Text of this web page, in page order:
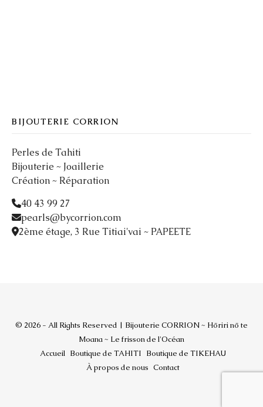
BIJOUTERIE CORRION
Perles de Tahiti
Bijouterie ~ Joaillerie
Création ~ Réparation
40 43 99 27
pearls@bycorrion.com
2ème étage, 3 Rue Titiai'vai ~ PAPEETE
© 2026 - All Rights Reserved | Bijouterie CORRION ~ Hōriri nō te
Moana ~ Le frisson de l'Océan
Accueil Boutique de TAHITI Boutique de TIKEHAU
À propos de nous Contact